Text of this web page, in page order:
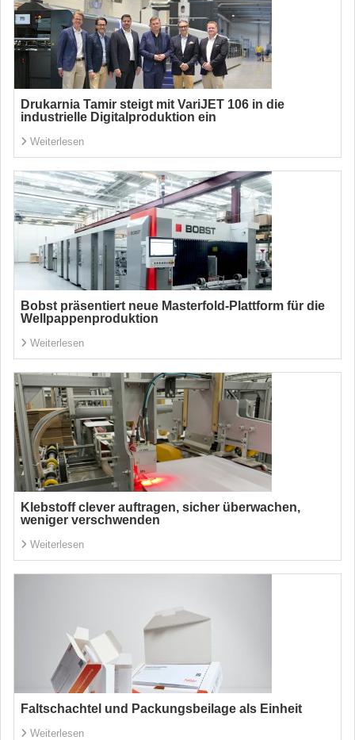
Drukarnia Tamir steigt mit VariJET 106 in die
industrielle Digitalproduktion ein
Weiterlesen
Bobst präsentiert neue Masterfold-Plattform für die
Wellpappenproduktion
Weiterlesen
Klebstoff clever auftragen, sicher überwachen,
weniger verschwenden
Weiterlesen
Faltschachtel und Packungsbeilage als Einheit
Weiterlesen